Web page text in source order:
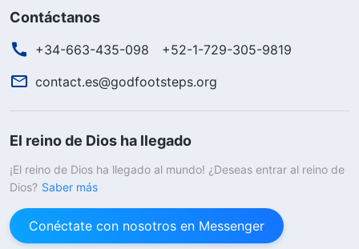
Contáctanos
+34-663-435-098
+52-1-729-305-9819
contact.es@godfootsteps.org
El reino de Dios ha llegado
¡El reino de Dios ha llegado al mundo! ¿Deseas entrar al reino de
Dios? Saber más
Conéctate con nosotros en Messenger